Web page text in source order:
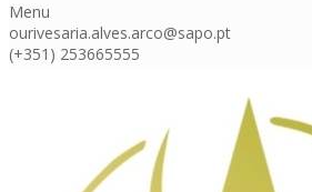
Menu
ourivesaria.alves.arco@sapo.pt
(+351) 253665555